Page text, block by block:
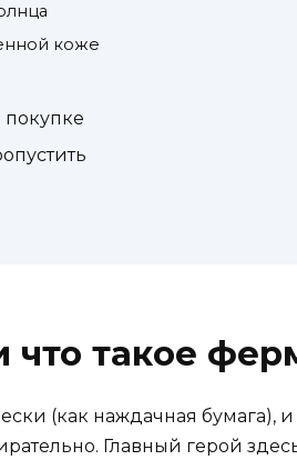
коже
покупке
такое
(как наждачная бумага),
Главный герой